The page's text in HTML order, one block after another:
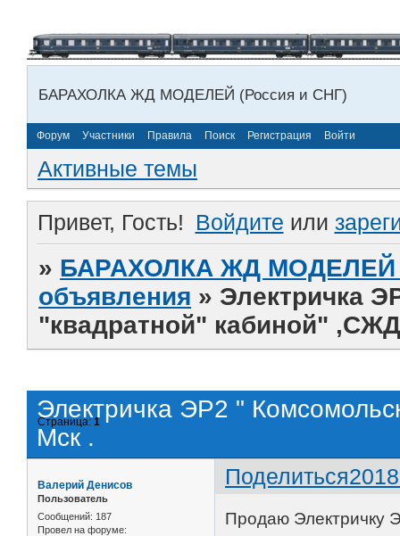
БАРАХОЛКА ЖД МОДЕЛЕЙ (Россия и СНГ)
Форум Участники Правила Поиск Регистрация Войти
Активные темы
Привет, Гость! Войдите или
» БАРАХОЛКА ЖД МОДЕЛЕЙ
объявления » Электричка
"квадратной" кабиной"
Электричка ЭР2 "
Мск .
Страница:1
Поделиться
Валерий Денисов
Пользователь
Сообщений: 187
Провел на форуме:
Продаю Электричку